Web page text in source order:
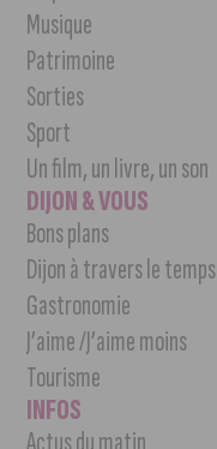
Musique
Patrimoine
Sorties
Sport
Un film, un livre, un son
DIJON & VOUS
Bons plans
Dijon à travers le temps
Gastronomie
J’aime /J’aime moins
Tourisme
INFOS